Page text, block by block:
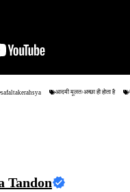
safaltakerahsya आदमी मूलतःअच्छा ही होता है
Tandon